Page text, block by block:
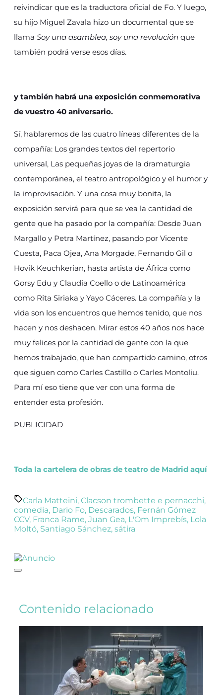
reivindicar que es la traductora oficial de Fo. Y luego,
su hijo Miguel Zavala hizo un documental que se
llama Soy una asamblea, soy una revolución que
también podrá verse esos días.
y también habrá una exposición conmemorativa
de vuestro 40 aniversario.
Sí, hablaremos de las cuatro líneas diferentes de la
compañía: Los grandes textos del repertorio
universal, Las pequeñas joyas de la dramaturgia
contemporánea, el teatro antropológico y el humor y
la improvisación. Y una cosa muy bonita, la
exposición servirá para que se vea la cantidad de
gente que ha pasado por la compañía: Desde Juan
Margallo y Petra Martínez, pasando por Vicente
Cuesta, Paca Ojea, Ana Morgade, Fernando Gil o
Hovik Keuchkerian, hasta artista de África como
Gorsy Edu y Claudia Coello o de Latinoamérica
como Rita Siriaka y Yayo Cáceres. La compañía y la
vida son los encuentros que hemos tenido, que nos
hacen y nos deshacen. Mirar estos 40 años nos hace
muy felices por la cantidad de gente con la que
hemos trabajado, que han compartido camino, otros
que siguen como Carles Castillo o Carles Montoliu.
Para mí eso tiene que ver con una forma de
entender esta profesión.
PUBLICIDAD
Toda la cartelera de obras de teatro de Madrid aquí
Carla Matteini, Clacson trombette e pernacchi,
comedia, Dario Fo, Descarados, Fernán Gómez
CCV, Franca Rame, Juan Gea, L'Om Imprebís, Lola
Moltó, Santiago Sánchez, sátira
Contenido relacionado